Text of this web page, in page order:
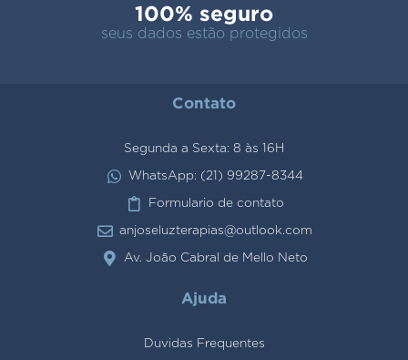
100% seguro
seus dados estão protegidos
Contato
Segunda a Sexta: 8 às 16H
WhatsApp: (21) 99287-8344
Formulario de contato
anjoseluzterapias@outlook.com
Av. João Cabral de Mello Neto
Ajuda
Duvidas Frequentes